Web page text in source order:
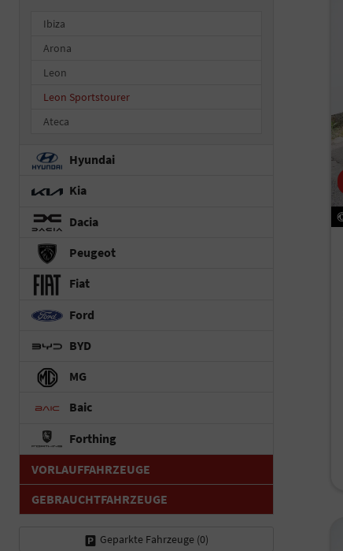
Ibiza
Arona
Leon
Leon Sportstourer
Ateca
Hyundai
Kia
Dacia
Peugeot
Fiat
Ford
BYD
MG
Baic
Forthing
VORLAUFFAHRZEUGE
GEBRAUCHTFAHRZEUGE
Geparkte Fahrzeuge (0)